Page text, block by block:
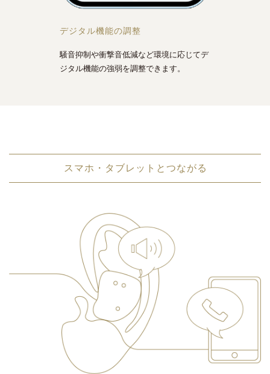
デジタル機能の調整
騒音抑制や衝撃音低減など環境に応じてデ
ジタル機能の強弱を調整できます。
スマホ・タブレットとつながる